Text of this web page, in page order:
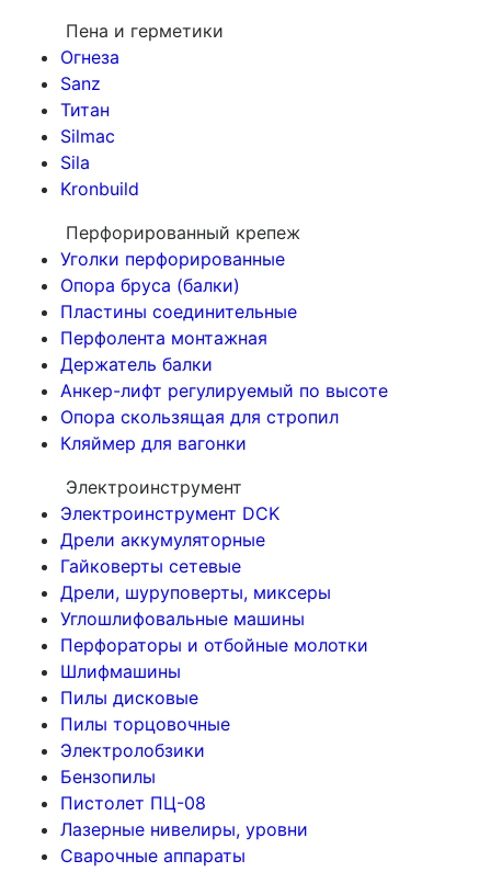
Пена и герметики
Огнеза
Sanz
Титан
Silmac
Sila
Kronbuild
Перфорированный крепеж
Уголки перфорированные
Опора бруса (балки)
Пластины соединительные
Перфолента монтажная
Держатель балки
Анкер-лифт регулируемый по высоте
Опора скользящая для стропил
Кляймер для вагонки
Электроинструмент
Электроинструмент DCK
Дрели аккумуляторные
Гайковерты сетевые
Дрели, шуруповерты, миксеры
Углошлифовальные машины
Перфораторы и отбойные молотки
Шлифмашины
Пилы дисковые
Пилы торцовочные
Электролобзики
Бензопилы
Пистолет ПЦ-08
Лазерные нивелиры, уровни
Сварочные аппараты